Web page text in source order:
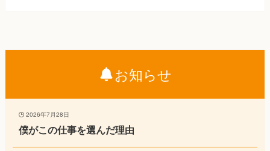
お知らせ
2026年7月28日
僕がこの仕事を選んだ理由